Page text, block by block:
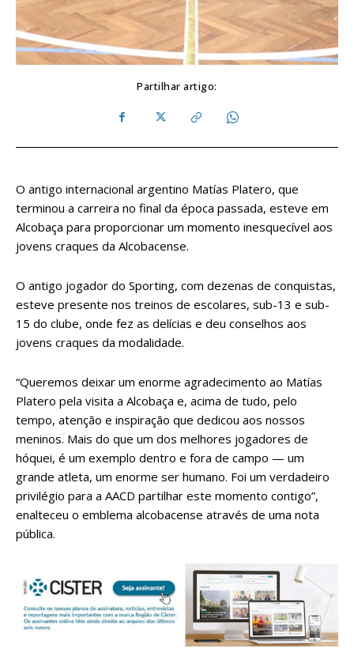
Partilhar artigo:
O antigo internacional argentino Matías Platero, que
terminou a carreira no final da época passada, esteve em
Alcobaça para proporcionar um momento inesquecível aos
jovens craques da Alcobacense.
O antigo jogador do Sporting, com dezenas de conquistas,
esteve presente nos treinos de escolares, sub-13 e sub-
15 do clube, onde fez as delícias e deu conselhos aos
jovens craques da modalidade.
“Queremos deixar um enorme agradecimento ao Matías
Platero pela visita a Alcobaça e, acima de tudo, pelo
tempo, atenção e inspiração que dedicou aos nossos
meninos. Mais do que um dos melhores jogadores de
hóquei, é um exemplo dentro e fora de campo — um
grande atleta, um enorme ser humano. Foi um verdadeiro
privilégio para a AACD partilhar este momento contigo”,
enalteceu o emblema alcobacense através de uma nota
pública.